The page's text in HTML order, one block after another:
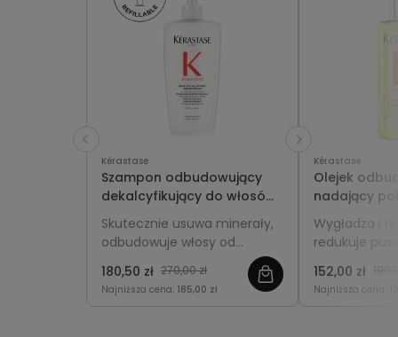
Kérastase
Szampon odbudowujący
dekalcyfikujący do włosów
zniszczonych 500ml -
Kérastase Première
Skutecznie usuwa minerały,
odbudowuje włosy od
wewnątrz i przywraca im siłę,
elastyczność oraz zdrowy
blask.
180,50 zł 270,00 zł
Najniższa cena: 185,00 zł
Kérastase
Olejek
nadający
Kérastase
Wygładza i
redukuje
zdrowy blask.
152,00 zł
Najniższa cena: